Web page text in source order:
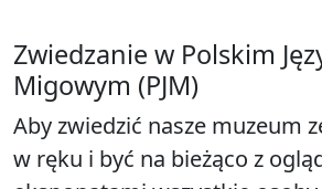
Zwiedzanie w Polskim
Migowym (PJM)
Aby zwiedzić nasze muzeum
w ręku i być na bieżąco z